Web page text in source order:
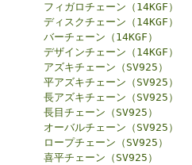
フィガロチェーン（14KGF）
ディスクチェーン（14KGF）
バーチェーン（14KGF）
デザインチェーン（14KGF）
アズキチェーン（SV925）
平アズキチェーン（SV925）
長アズキチェーン（SV925）
長目チェーン（SV925）
オーバルチェーン（SV925）
ロープチェーン（SV925）
喜平チェーン（SV925）